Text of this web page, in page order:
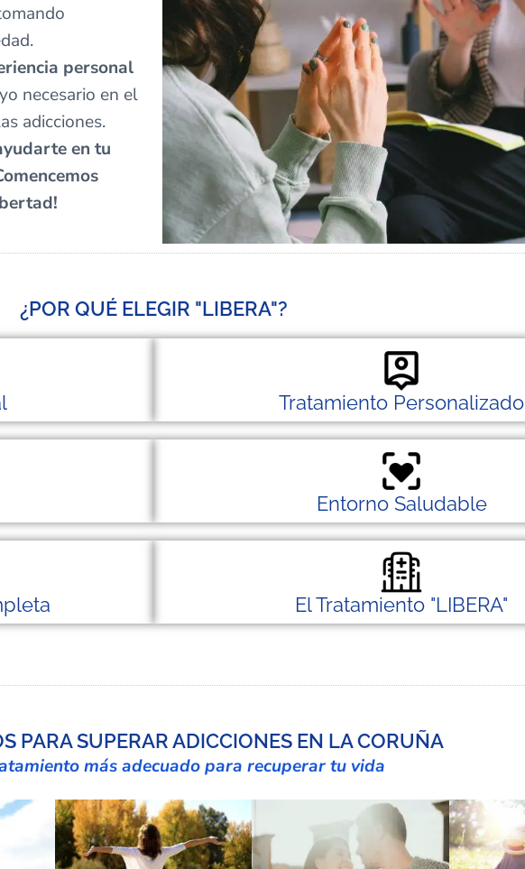
personal
necesario en el
adicciones.
en tu
¿POR QUÉ ELEGIR "LIBERA"?
Tratamiento Personalizado
Entorno Saludable
El Tratamiento "LIBERA"
PARA SUPERAR ADICCIONES EN LA CORUÑA
más adecuado para recuperar tu vida